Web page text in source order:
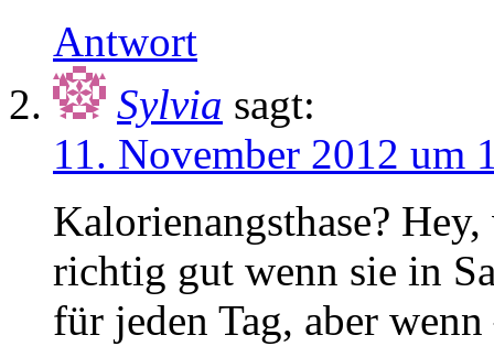
Antwort
Sylvia sagt:
11. November 2012 um
Kalorienangsthase?
richtig gut wenn sie in
für jeden Tag, aber